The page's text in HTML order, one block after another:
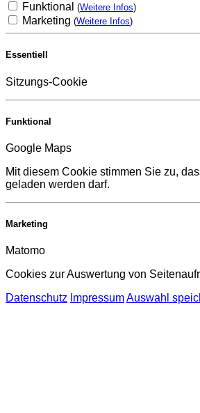
Funktional (Weitere Infos)
Marketing (Weitere Infos)
Essentiell
Sitzungs-Cookie
Funktional
Google Maps
Mit diesem Cookie stimmen Sie zu,
geladen werden darf.
Marketing
Matomo
Cookies zur Auswertung von
Datenschutz ImpressumAuswahl